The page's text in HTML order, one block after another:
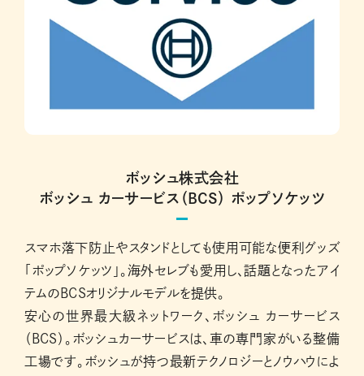
ボッシュ株式会社
ボッシュ カーサービス（BCS） ポップソケッツ
スマホ落下防止やスタンドとしても使用可能な便利グッズ
「ポップソケッツ」。海外セレブも愛用し、話題となったアイ
テムのBCSオリジナルモデルを提供。
安心の世界最大級ネットワーク、ボッシュ カーサービス
（BCS）。ボッシュカーサービスは、車の専門家がいる整備
工場です。ボッシュが持つ最新テクノロジーとノウハウによ